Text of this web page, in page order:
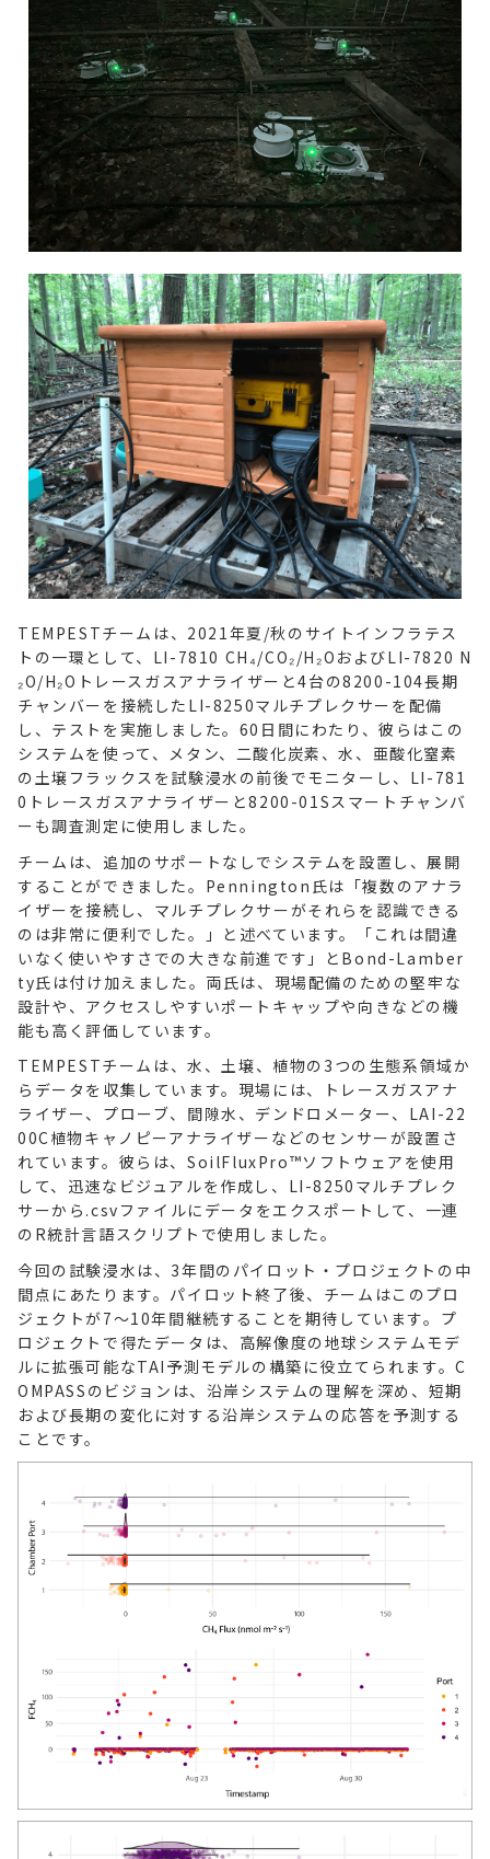
TEMPESTチームは、2021年夏/秋のサイトインフラテス
トの一環として、LI-7810 CH₄/CO₂/H₂OおよびLI-7820 N
₂O/H₂Oトレースガスアナライザーと4台の8200-104長期
チャンバーを接続したLI-8250マルチプレクサーを配備
し、テストを実施しました。60日間にわたり、彼らはこの
システムを使って、メタン、二酸化炭素、水、亜酸化窒素
の土壌フラックスを試験浸水の前後でモニターし、LI-781
0トレースガスアナライザーと8200-01Sスマートチャンバ
ーも調査測定に使用しました。
チームは、追加のサポートなしでシステムを設置し、展開
することができました。Pennington氏は「複数のアナラ
イザーを接続し、マルチプレクサーがそれらを認識できる
のは非常に便利でした。」と述べています。「これは間違
いなく使いやすさでの大きな前進です」とBond-Lamber
ty氏は付け加えました。両氏は、現場配備のための堅牢な
設計や、アクセスしやすいポートキャップや向きなどの機
能も高く評価しています。
TEMPESTチームは、水、土壌、植物の3つの生態系領域か
らデータを収集しています。現場には、トレースガスアナ
ライザー、プローブ、間隙水、デンドロメーター、LAI-22
00C植物キャノピーアナライザーなどのセンサーが設置さ
れています。彼らは、SoilFluxPro™ソフトウェアを使用
して、迅速なビジュアルを作成し、LI-8250マルチプレク
サーから.csvファイルにデータをエクスポートして、一連
のR統計言語スクリプトで使用しました。
今回の試験浸水は、3年間のパイロット・プロジェクトの中
間点にあたります。パイロット終了後、チームはこのプロ
ジェクトが7〜10年間継続することを期待しています。プ
ロジェクトで得たデータは、高解像度の地球システムモデ
ルに拡張可能なTAI予測モデルの構築に役立てられます。C
OMPASSのビジョンは、沿岸システムの理解を深め、短期
および長期の変化に対する沿岸システムの応答を予測する
ことです。